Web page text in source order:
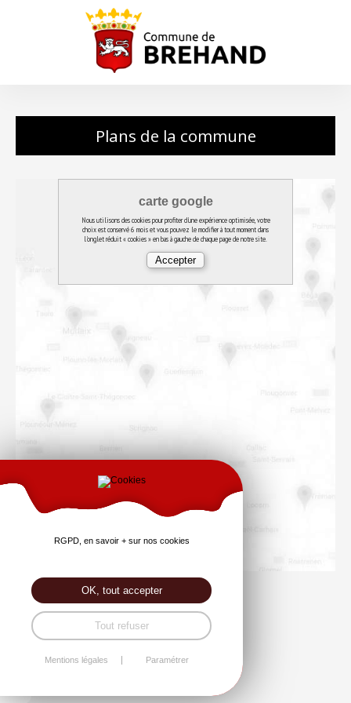
Plans de la commune
carte google
Nous utilisons des cookies pour profiter d'une expérience optimisée, votre
choix est conservé 6 mois et vous pouvez le modifier à tout moment dans
l'onglet réduit « cookies » en bas à gauche de chaque page de notre site.
Téléchargez ci-dessous les plans de la commune :
plan bourg
RGPD, en savoir + sur nos cookies
OK, tout accepter
Tout refuser
Mentions légales Paramétrer